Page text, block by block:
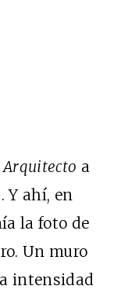
Arquitecto a
Y ahí, en
la foto de
Un muro
intensidad